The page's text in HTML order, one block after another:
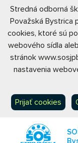
Stredná odborná
Považská Bystrica
cookies, ktoré sú
webového sídla
stránok
nastavenia
Prijať cookies